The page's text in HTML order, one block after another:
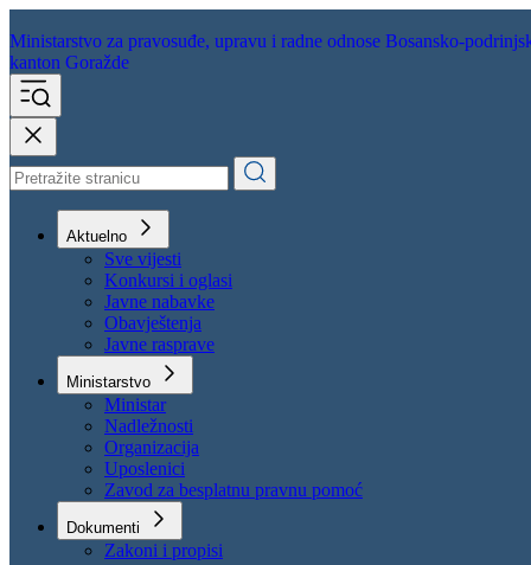
Ministarstvo za pravosuđe,
kanton Goražde
Aktuelno
Sve vijesti
Konkursi i oglasi
Javne nabavke
Obavještenja
Javne rasprave
Ministarstvo
Ministar
Nadležnosti
Organizacija
Uposlenici
Zavod za besplatnu pravnu pomoć